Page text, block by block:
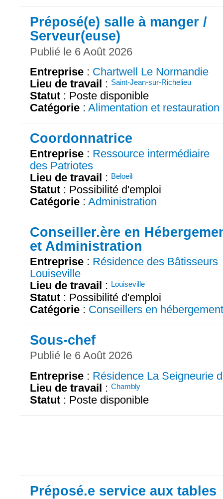
Préposé(e) salle à manger /
Serveur(euse)
Publié le 6 Août 2026
Entreprise : Chartwell Le Normandie
Lieu de travail : Saint-Jean-sur-Richelieu
Statut : Poste disponible
Catégorie : Alimentation et restauration
Coordonnatrice
Entreprise : Ressource intermédiaire
des Patriotes
Lieu de travail : Beloeil
Statut : Possibilité d'emploi
Catégorie : Administration
Conseiller.ère en
et Administration
Entreprise : Résidence des Bâtisseurs
Louiseville
Lieu de travail : Louiseville
Statut : Possibilité d'emploi
Catégorie : Conseillers en hébergement
Sous-chef
Publié le 6 Août 2026
Entreprise : Résidence La Seigneurie
Lieu de travail : Chambly
Statut : Poste disponible
Préposé.e service aux tables